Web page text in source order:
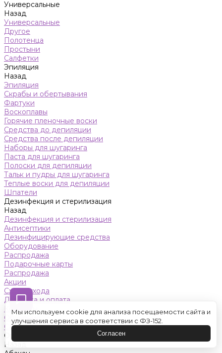
Универсальные
Назад
Универсальные
Другое
Полотенца
Простыни
Салфетки
Эпиляция
Назад
Эпиляция
Скрабы и обертывания
Фартуки
Воскоплавы
Горячие пленочные воски
Средства до депиляции
Средства после депиляции
Наборы для шугаринга
Паста для шугаринга
Полоски для депиляции
Тальк и пудры для шугаринга
Теплые воски для депиляции
Шпатели
Дезинфекция и стерилизация
Назад
Дезинфекция и стерилизация
Антисептики
Дезинфицирующие средства
Оборудование
Распродажа
Подарочные карты
Распродажа
Акции
Схемы ухода
Доставка и оплата
Контакты
Обучение
Салон красоты
Оренбург
Назад
Мы используем cookie для анализа посещаемости сайта и
улучшения сервиса в соответствии с ФЗ-152.
Согласен